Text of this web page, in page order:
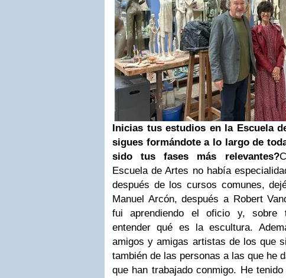
Inicias tus estudios en la Escuela
sigues formándote a lo largo de
sido tus fases más relevantes?
Escuela de Artes no había
después de los cursos comunes,
Manuel Arcón, después a Robert
fui aprendiendo el oficio y, sobre
entender qué es la escultura.
amigos y amigas artistas de los que
también de las personas a las que he
que han trabajado conmigo. He